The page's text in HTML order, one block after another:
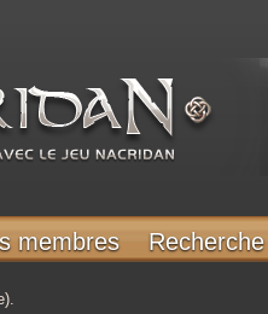
membres Recherche